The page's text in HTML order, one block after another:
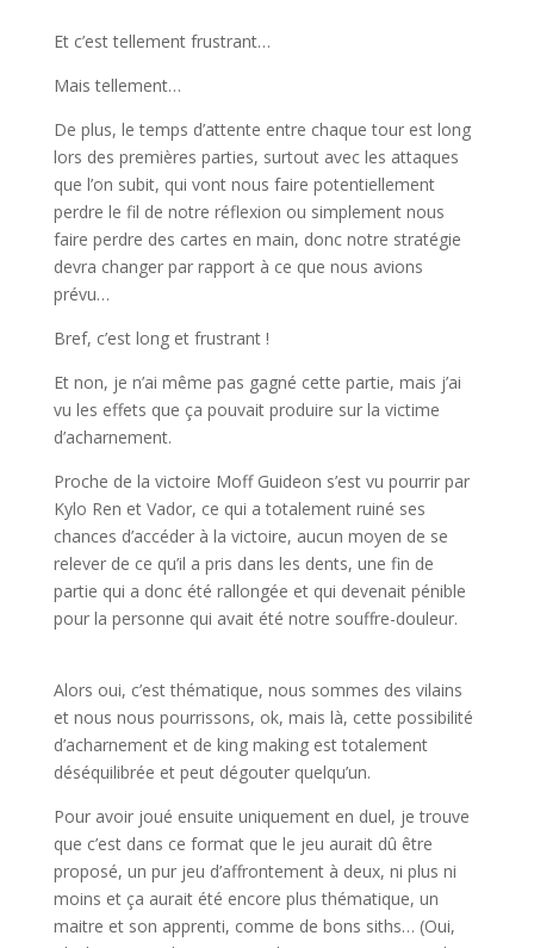
Et c’est tellement frustrant…
Mais tellement…
De plus, le temps d’attente entre chaque tour est long
lors des premières parties, surtout avec les attaques
que l’on subit, qui vont nous faire potentiellement
perdre le fil de notre réflexion ou simplement nous
faire perdre des cartes en main, donc notre stratégie
devra changer par rapport à ce que nous avions
prévu…
Bref, c’est long et frustrant !
Et non, je n’ai même pas gagné cette partie, mais j’ai
vu les effets que ça pouvait produire sur la victime
d’acharnement.
Proche de la victoire Moff Guideon s’est vu pourrir par
Kylo Ren et Vador, ce qui a totalement ruiné ses
chances d’accéder à la victoire, aucun moyen de se
relever de ce qu’il a pris dans les dents, une fin de
partie qui a donc été rallongée et qui devenait pénible
pour la personne qui avait été notre souffre-douleur.
Alors oui, c’est thématique, nous sommes des vilains
et nous nous pourrissons, ok, mais là, cette possibilité
d’acharnement et de king making est totalement
déséquilibrée et peut dégouter quelqu’un.
Pour avoir joué ensuite uniquement en duel, je trouve
que c’est dans ce format que le jeu aurait dû être
proposé, un pur jeu d’affrontement à deux, ni plus ni
moins et ça aurait été encore plus thématique, un
maitre et son apprenti, comme de bons siths… (Oui,